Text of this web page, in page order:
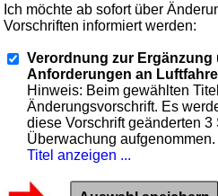
Ich möchte ab sofort über
Vorschriften informiert werden:
Verordnung zur
Anforderungen an
Hinweis: Beim gewählten
Änderungsvorschrift. Es
diese Vorschrift geänderten 3
Überwachung aufgenommen.
Titel anzeigen ...